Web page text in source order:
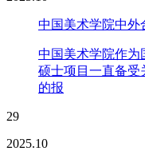
中国美术学院中外
中国美术学院作为
硕士项目一直备受
的报
29
2025.10